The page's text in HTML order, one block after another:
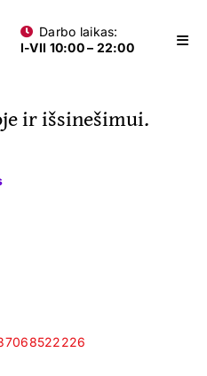
Darbo laikas:
I-VII 10:00 – 22:00
Su mėsa
ir išsinešimui.